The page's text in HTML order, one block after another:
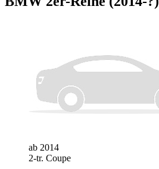
ab 2014
2-tr. Coupe